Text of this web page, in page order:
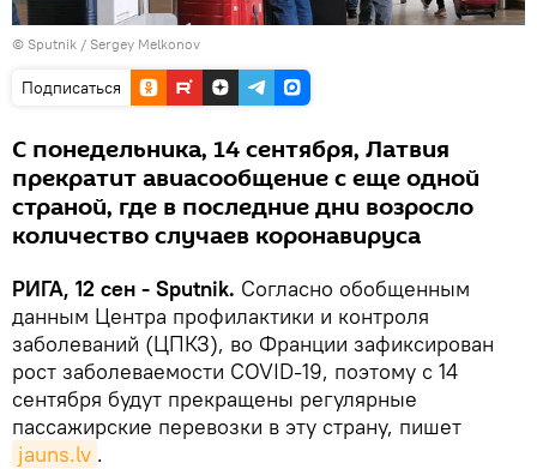
© Sputnik / Sergey Melkonov
Подписаться
С понедельника, 14 сентября, Латвия
прекратит авиасообщение с еще одной
страной, где в последние дни возросло
количество случаев коронавируса
РИГА, 12 сен - Sputnik. Согласно обобщенным
данным Центра профилактики и контроля
заболеваний (ЦПКЗ), во Франции зафиксирован
рост заболеваемости COVID-19, поэтому с 14
сентября будут прекращены регулярные
пассажирские перевозки в эту страну, пишет
jauns.lv .